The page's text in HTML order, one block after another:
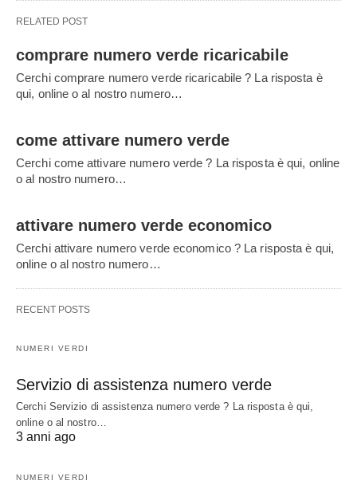
RELATED POST
comprare numero verde ricaricabile
Cerchi comprare numero verde ricaricabile ? La risposta è
qui, online o al nostro numero…
come attivare numero verde
Cerchi come attivare numero verde ? La risposta è qui, online
o al nostro numero…
attivare numero verde economico
Cerchi attivare numero verde economico ? La risposta è qui,
online o al nostro numero…
RECENT POSTS
NUMERI VERDI
Servizio di assistenza numero verde
Cerchi Servizio di assistenza numero verde ? La risposta è qui,
online o al nostro…
3 anni ago
NUMERI VERDI